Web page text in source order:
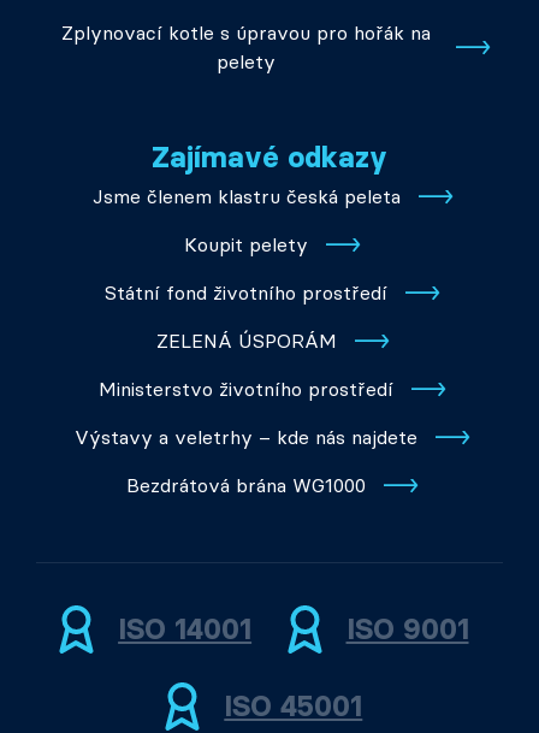
Zplynovací kotle s úpravou pro hořák na
pelety
Zajímavé odkazy
Jsme členem klastru česká peleta
Koupit pelety
Státní fond životního prostředí
ZELENÁ ÚSPORÁM
Ministerstvo životního prostředí
Výstavy a veletrhy – kde nás najdete
Bezdrátová brána WG1000
ISO 14001 ISO 9001
ISO 45001